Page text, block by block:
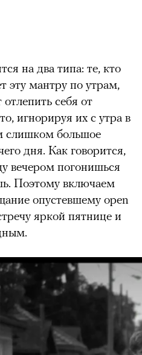
на два типа: те, кто
эту мантру по утрам,
себя от
игнорируя их с утра в
слишком большое
дня. Как говорится,
вечером погонишься
Поэтому включаем
опустевшему open
яркой пятнице и